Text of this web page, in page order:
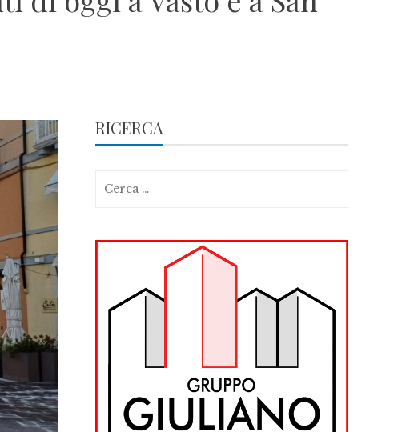
RICERCA